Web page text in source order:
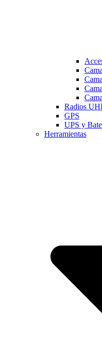
Radios
GPS
UPS y
Herramientas